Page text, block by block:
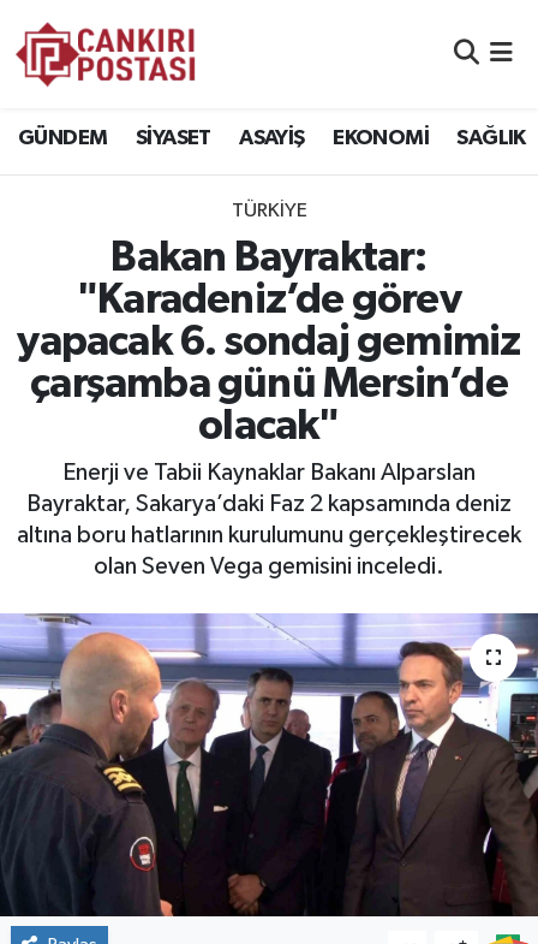
GÜNDEM SİYASET ASAYİŞ EKONOMİ SAĞLIK
TÜRKİYE
Bakan Bayraktar:
"Karadeniz’de görev
yapacak 6. sondaj gemimiz
çarşamba günü Mersin’de
olacak"
Enerji ve Tabii Kaynaklar Bakanı Alparslan
Bayraktar, Sakarya’daki Faz 2 kapsamında deniz
altına boru hatlarının kurulumunu gerçekleştirecek
olan Seven Vega gemisini inceledi.
EKONOMİ
SAĞLIK
SPOR
EĞİTİM
YAŞAM
İLÇELER
RESMİ İLANLAR
KÜLTÜR
TURİZM
MAGAZİN
Trafik Durumu
Süper Lig Puan Durumu ve Fikstür
Tüm Manşetler
Son Dakika Haberleri
Haber Arşivi